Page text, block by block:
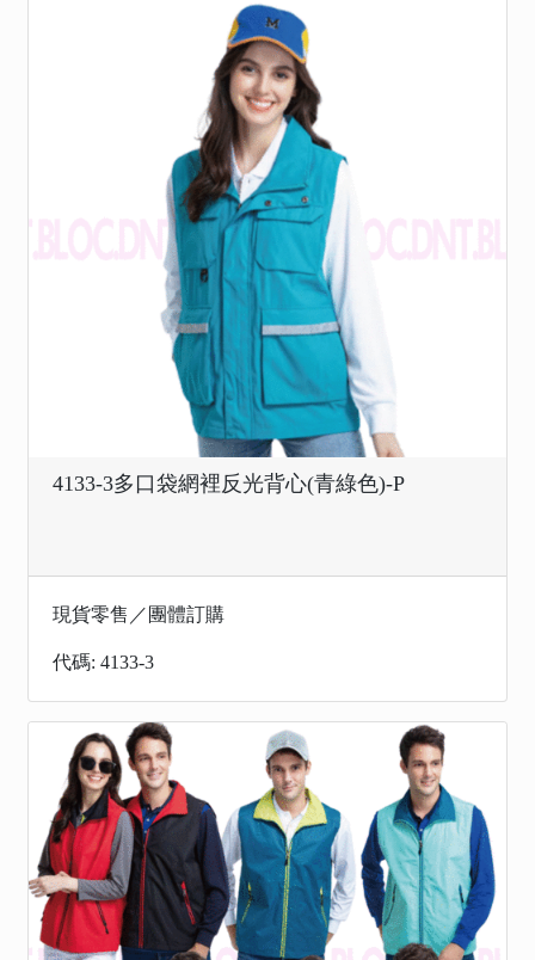
4133-3多口袋網裡反光背心(青綠色)-P
現貨零售／團體訂購
代碼: 4133-3